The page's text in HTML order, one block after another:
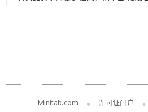
Minitab.com 许可证门户